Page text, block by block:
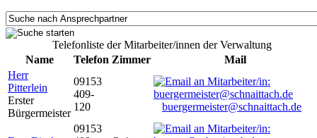
Telefonliste der Mitarbeiter/innen der Verwaltung
Name
Telefon Zimmer
Mail
Herr
Pitterlein
Erster
Bürgermeister
09153
409-
120
buergermeister@schnaittach.de
09153